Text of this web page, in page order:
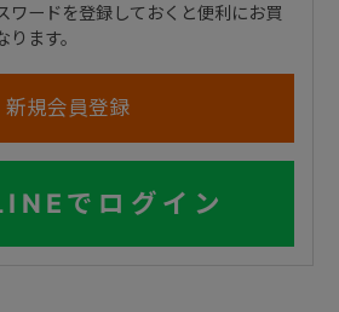
ワードを登録しておくと便利にお買
ます。
でログイン